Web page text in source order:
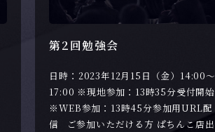
第2回勉強会
日時：2023年12月15日（金）14:00～
17:00 ※現地参加：13時35分受付開始
※WEB参加：13時45分参加用URL配
信 ご参加いただける方 ぱちんこ店出